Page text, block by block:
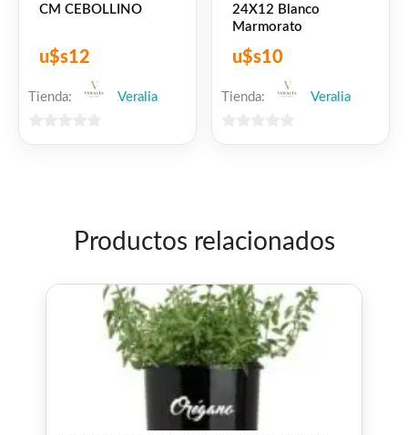
CM CEBOLLINO
u$s12
Tienda: Veralia
24X12 Blanco
Marmorato
u$s10
Tienda: Veralia
Productos relacionados